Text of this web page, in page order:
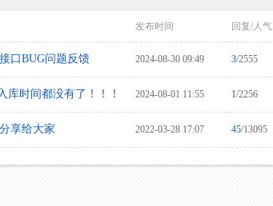
发布时间 回复/人气
口BUG问题反馈 2024-08-30 09:49 3/2555
库时间都没有了！！！ 2024-08-01 11:55 1/2256
享给大家 2022-03-28 17:07 45/13095